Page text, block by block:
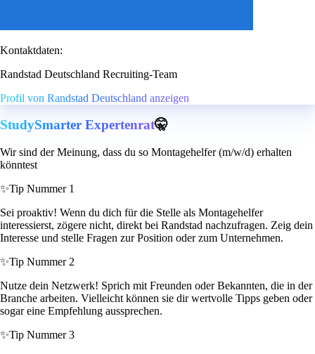
Kontaktdaten:
Randstad Deutschland Recruiting-Team
Profil von Randstad Deutschland anzeigen
StudySmarter Expertenrat🤫
Wir sind der Meinung, dass du so Montagehelfer (m/w/d) erhalten
könntest
✨Tip Nummer 1
Sei proaktiv! Wenn du dich für die Stelle als Montagehelfer
interessierst, zögere nicht, direkt bei Randstad nachzufragen. Zeig dein
Interesse und stelle Fragen zur Position oder zum Unternehmen.
✨Tip Nummer 2
Nutze dein Netzwerk! Sprich mit Freunden oder Bekannten, die in der
Branche arbeiten. Vielleicht können sie dir wertvolle Tipps geben oder
sogar eine Empfehlung aussprechen.
✨Tip Nummer 3